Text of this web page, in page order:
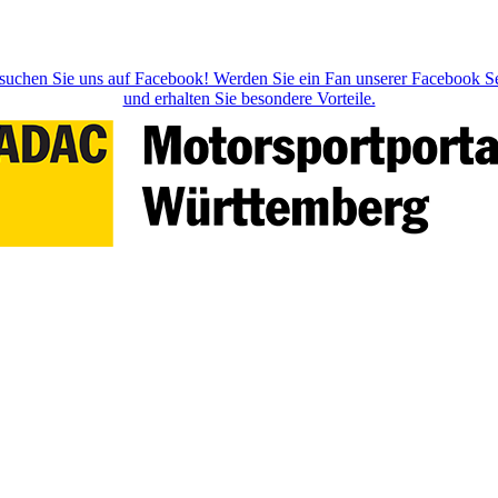
Sie uns auf Facebook! Werden Sie ein Fan unserer Facebook
und erhalten Sie besondere Vorteile.